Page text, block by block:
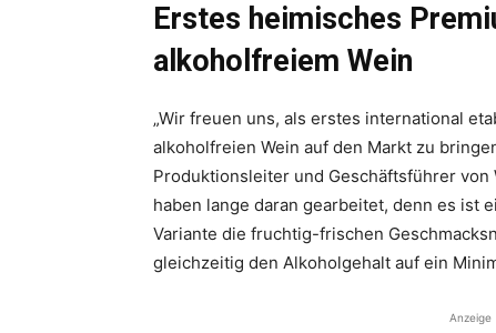
Erstes heimisches
alkoholfreiem Wein
„Wir freuen uns, als erstes international
alkoholfreien Wein auf den Markt zu
Produktionsleiter und Geschäftsführer von
haben lange daran gearbeitet, denn es ist
Variante die fruchtig-frischen
gleichzeitig den Alkoholgehalt auf ein
Anzeige